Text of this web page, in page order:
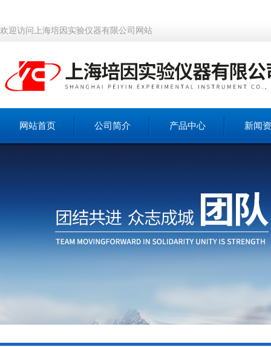
欢迎访问上海培因实验仪器有限公司网站
网站首页 公司简介 产品中心 新闻